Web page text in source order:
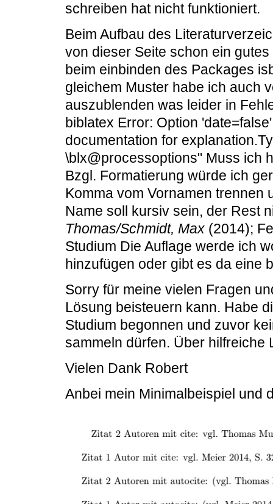
schreiben hat nicht funktioniert.
Beim Aufbau des
von dieser Seite schon ein
beim einbinden des Packages
gleichem Muster habe ich auch
auszublenden was leider in
biblatex Error: Option
documentation for
\blx@processoptions" Muss ich
Bzgl. Formatierung würde ich
Komma vom Vornamen trennen
Name soll kursiv sein, der Rest
Thomas/Schmidt, Max (2014);
Studium Die Auflage werde ich
hinzufügen oder gibt es da eine
Sorry für meine vielen Fragen
Lösung beisteuern kann. Habe
Studium begonnen und zuvor
sammeln dürfen. Über
Vielen Dank Robert
Anbei mein Minimalbeispiel und